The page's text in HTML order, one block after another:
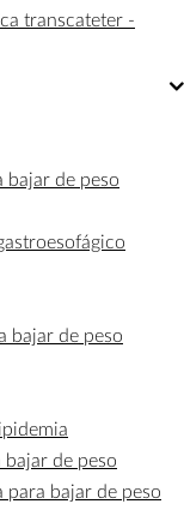
transcateter -
bajar de peso
bajar de peso
de peso
bajar de peso